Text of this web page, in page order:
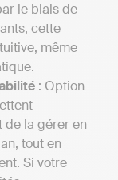
le biais de
cette
même
: Option
la gérer en
tout en
Si votre